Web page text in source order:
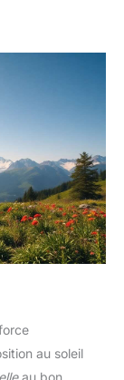
au soleil
au bon